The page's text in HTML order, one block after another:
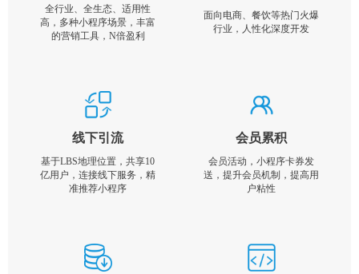
全行业、全生态、适用性
高，多种小程序场景，丰富
的营销工具，N倍盈利
面向电商、餐饮等热门火爆
行业，人性化深度开发
线下引流
基于LBS地理位置，共享10
亿用户，连接线下服务，精
准推荐小程序
会员累积
会员活动，小程序卡券发
送，提升会员机制，提高用
户粘性